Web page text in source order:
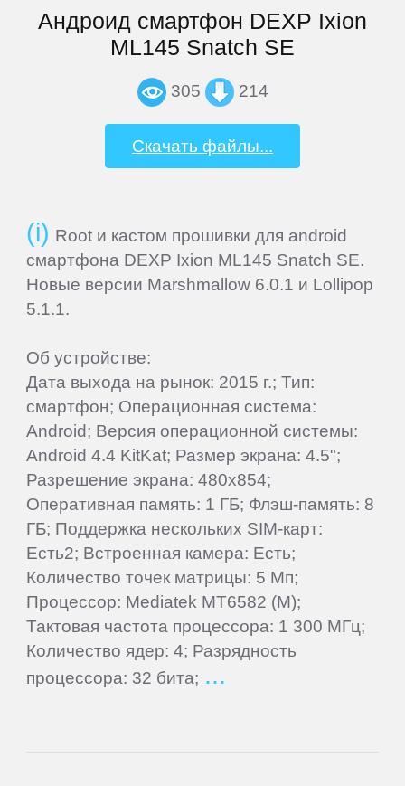
Андроид смартфон DEXP Ixion
ML145 Snatch SE
305 214
Скачать файлы...
Root и кастом прошивки для android
смартфона DEXP Ixion ML145 Snatch SE.
Новые версии Marshmallow 6.0.1 и Lollipop
5.1.1.
Об устройстве:
Дата выхода на рынок: 2015 г.; Тип:
смартфон; Операционная система:
Android; Версия операционной системы:
Android 4.4 KitKat; Размер экрана: 4.5";
Разрешение экрана: 480x854;
Оперативная память: 1 ГБ; Флэш-память: 8
ГБ; Поддержка нескольких SIM-карт:
Есть2; Встроенная камера: Есть;
Количество точек матрицы: 5 Мп;
Процессор: Mediatek MT6582 (M);
Тактовая частота процессора: 1 300 МГц;
Количество ядер: 4; Разрядность
процессора: 32 бита;
Xiaomi
Acer
Alcatel
Archos
Ark
ASUS
BenQ
BlackBerry
Blackview